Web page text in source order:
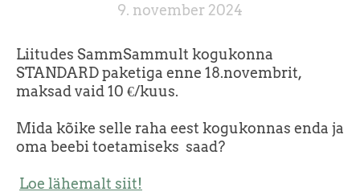
9. november 2024
Liitudes SammSammult kogukonna
STANDARD paketiga enne 18.novembrit,
maksad vaid 10 €/kuus.
Mida kõike selle raha eest kogukonnas enda ja
oma beebi toetamiseks saad?
Loe lähemalt siit!